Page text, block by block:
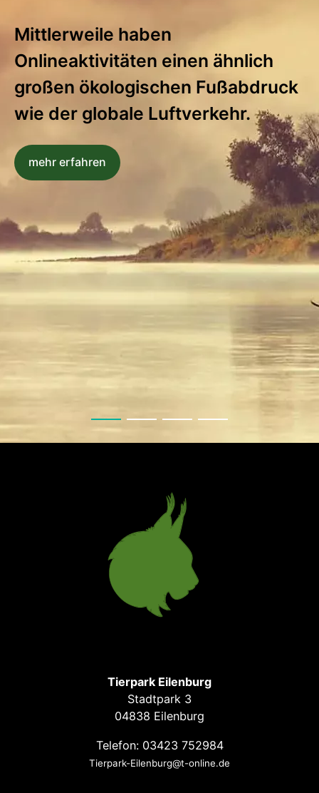
Mittlerweile haben
Onlineaktivitäten einen ähnlich
großen ökologischen Fuß­abdruck
wie der globale Luftverkehr.
mehr erfahren
SUCHE
PRODUZIERT 0,2
GRAMM CO₂
mehr erfahren
WIRD SICH BALD
VERDREIFACHEN
mehr erfahren
Tierpark Eilenburg
Stadtpark 3
04838 Eilenburg
Telefon: 03423 752984
Tierpark-Eilenburg@t-online.de